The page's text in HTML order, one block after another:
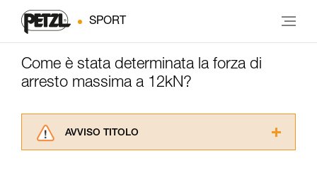
SPORT
Come è stata determinata la forza di
arresto massima a 12kN?
AVVISO TITOLO